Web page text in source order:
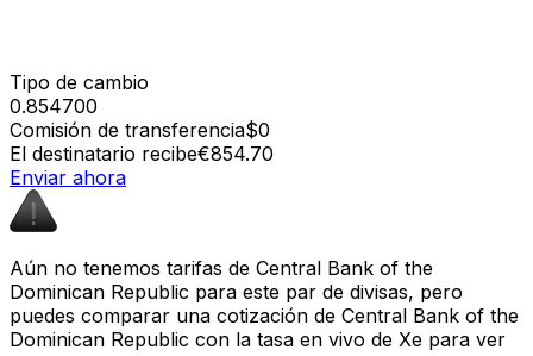
Tipo de cambio
0.854700
Comisión de transferencia$0
El destinatario recibe€854.70
Enviar ahora
Aún no tenemos tarifas de Central Bank of the
Dominican Republic para este par de divisas, pero
puedes comparar una cotización de Central Bank of the
Dominican Republic con la tasa en vivo de Xe para ver